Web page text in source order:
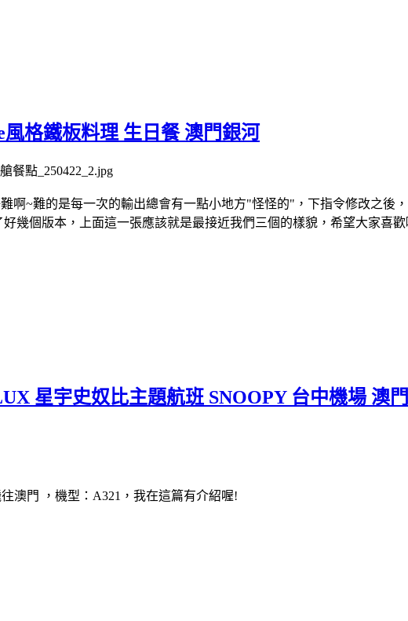
格鐵板料理 生日餐 澳門銀河
啊~難的是每一次的輸出總會有一點小地方"怪怪的"，下指令修改之後
幾個版本，上面這一張應該就是最接近我們三個的樣貌，希望大家喜歡
星宇史奴比主題航班 SNOOPY 台中機場 澳
澳門 ，機型：A321，我在這篇有介紹喔!